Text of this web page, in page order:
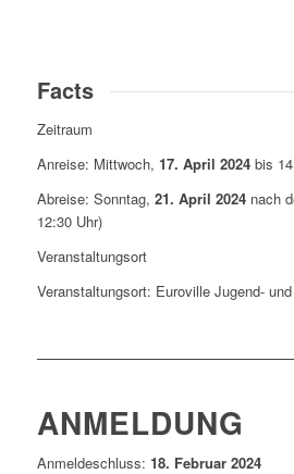
Facts
Zeitraum
Anreise: Mittwoch, 17. April 2024bis
Abreise: Sonntag, 21. April 2024nach
12:30 Uhr)
Veranstaltungsort
Veranstaltungsort: Euroville Jugend-
ANMELDUNG
Anmeldeschluss: 18. Februar 2024